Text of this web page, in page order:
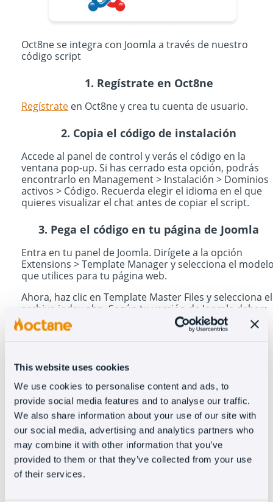
This website uses cookies
We use cookies to personalise content and ads, to
provide social media features and to analyse our traffic.
We also share information about your use of our site with
our social media, advertising and analytics partners who
may combine it with other information that you’ve
provided to them or that they’ve collected from your use
of their services.
Oct8ne se integra con Joomla a través de nuestro
código script
1. Regístrate en Oct8ne
Regístrate en Oct8ne y crea tu cuenta de usuario.
2. Copia el código de instalación
Accede al panel de control y verás el código en la
ventana pop-up. Si has cerrado esta opción, podrás
encontrarlo en Management > Instalación > Dominios
activos > Código. Recuerda elegir el idioma en el que
quieres visualizar el chat antes de copiar el script.
3. Pega el código en tu página de Joomla
Entra en tu panel de Joomla. Dirígete a la opción
Extensions > Template Manager y selecciona el
que utilices para tu página web.
Ahora, haz clic en Template Master Files y selecciona el
archivo index.php. Según tu versión de Joomla debes:
– Seleccionar Edit main page template – Si tienes
Una vez dentro, pega el código de Oct8ne en el footer
de tu página, justo antes de la etiqueta </body>.
Guarda los cambios y verás el chat en tu web.
Integrar Oct8ne es muy